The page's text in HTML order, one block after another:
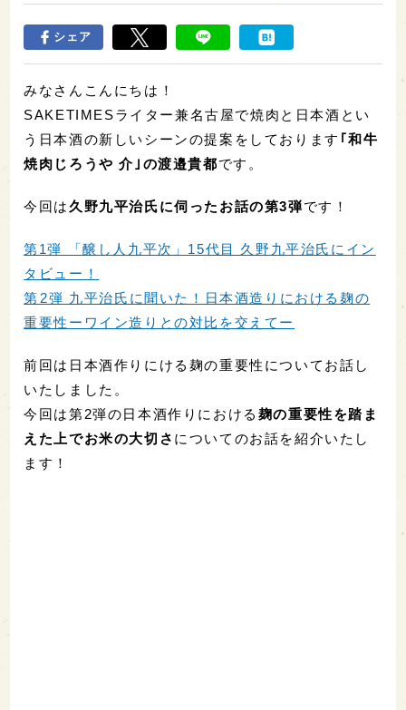
シェア
みなさんこんにちは！
SAKETIMESライター兼名古屋で焼肉と日本酒とい
う日本酒の新しいシーンの提案をしております ｢和牛
焼肉じろうや 介｣の渡邉貴都です。
今回は久野九平治氏に伺ったお話の第3弾です！
第1弾 「醸し人九平次」15代目 久野九平治氏にイン
タビュー！
第2弾 九平治氏に聞いた！日本酒造りにおける麹の
重要性ーワイン造りとの対比を交えてー
前回は日本酒作りにける麹の重要性についてお話し
いたしました。
今回は第2弾の日本酒作りにおける 麹の重要性を踏ま
えた上でお米の大切さ についてのお話を紹介いたし
ます！